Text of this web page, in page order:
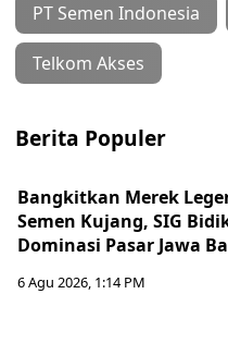
PT Semen Indonesia
Telkom Akses
Berita Populer
Bangkitkan Merek
Semen Kujang, SIG
Dominasi Pasar Jawa
6 Agu 2026, 1:14 PM